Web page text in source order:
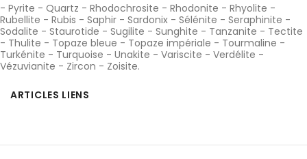
- Pyrite - Quartz - Rhodochrosite - Rhodonite - Rhyolite -
Rubellite - Rubis - Saphir - Sardonix - Sélénite - Seraphinite -
Sodalite - Staurotide - Sugilite - Sunghite - Tanzanite - Tectite
- Thulite - Topaze bleue - Topaze impériale - Tourmaline -
Turkénite - Turquoise - Unakite - Variscite - Verdélite -
Vézuvianite - Zircon - Zoisite.
ARTICLES LIENS